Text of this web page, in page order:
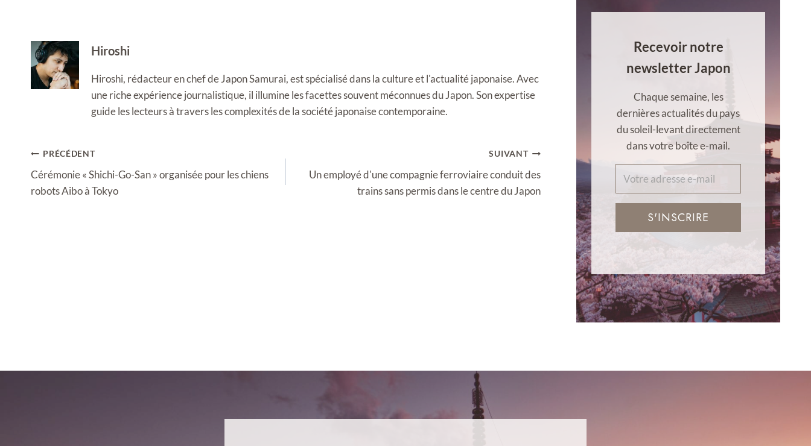
Hiroshi
Hiroshi, rédacteur en chef de Japon Samurai, est spécialisé dans la culture et l'actualité japonaise. Avec
une riche expérience journalistique, il illumine les facettes souvent méconnues du Japon. Son expertise
guide les lecteurs à travers les complexités de la société japonaise contemporaine.
Navigation
de
l’article
PRÉCÉDENT
Cérémonie « Shichi-Go-San » organisée pour les chiens
robots Aibo à Tokyo
SUIVANT
Un employé d'une compagnie ferroviaire conduit des
trains sans permis dans le centre du Japon
Recevoir notre
newsletter Japon
Chaque semaine, les
dernières actualités du pays
du soleil-levant directement
dans votre boîte e-mail.
S'INSCRIRE